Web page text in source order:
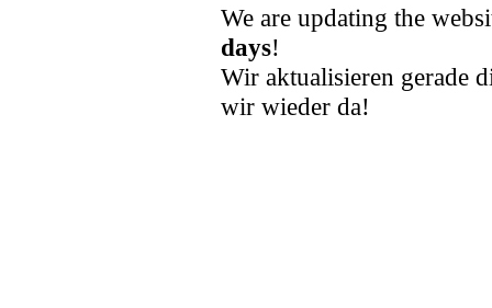
We are updating the
days!
Wir aktualisieren gerade
wir wieder da!